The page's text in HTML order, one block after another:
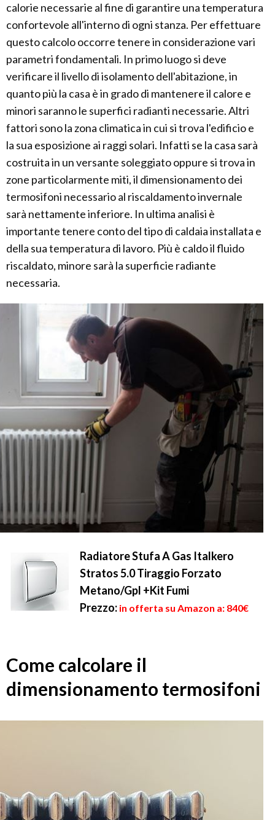
calorie necessarie al fine di garantire una temperatura
confortevole all'interno di ogni stanza. Per effettuare
questo calcolo occorre tenere in considerazione vari
parametri fondamentali. In primo luogo si deve
verificare il livello di isolamento dell'abitazione, in
quanto più la casa è in grado di mantenere il calore e
minori saranno le superfici radianti necessarie. Altri
fattori sono la zona climatica in cui si trova l'edificio e
la sua esposizione ai raggi solari. Infatti se la casa sarà
costruita in un versante soleggiato oppure si trova in
zone particolarmente miti, il dimensionamento dei
termosifoni necessario al riscaldamento invernale
sarà nettamente inferiore. In ultima analisi è
importante tenere conto del tipo di caldaia installata e
della sua temperatura di lavoro. Più è caldo il fluido
riscaldato, minore sarà la superficie radiante
necessaria.
Radiatore Stufa A Gas Italkero
Stratos 5.0 Tiraggio Forzato
Metano/Gpl +Kit Fumi
Prezzo: in offerta su Amazon a: 840€
Come calcolare il
dimensionamento termosifoni